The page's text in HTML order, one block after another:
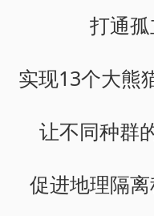
打通
实现13个大熊
让不同种群
促进地理隔